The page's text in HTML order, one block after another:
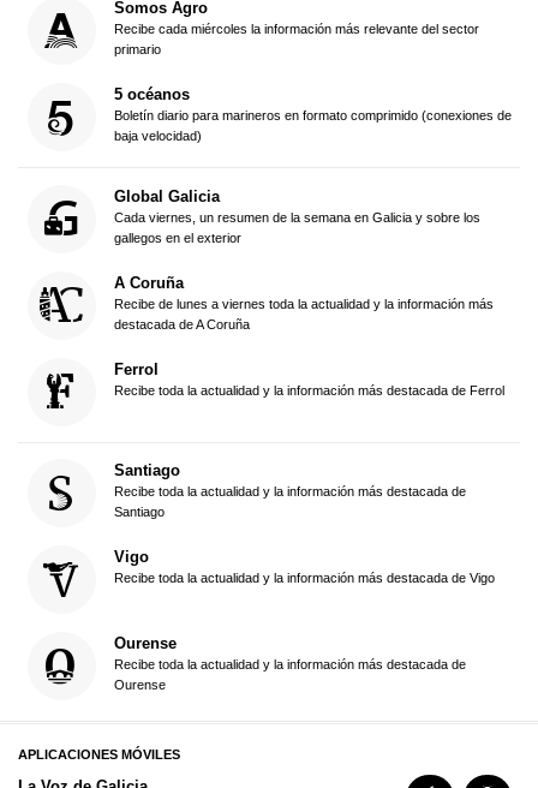
Somos Agro
Recibe cada miércoles la información más relevante del sector
primario
5 océanos
Boletín diario para marineros en formato comprimido (conexiones de
baja velocidad)
Global Galicia
Cada viernes, un resumen de la semana en Galicia y sobre los
gallegos en el exterior
A Coruña
Recibe de lunes a viernes toda la actualidad y la información más
destacada de A Coruña
Ferrol
Recibe toda la actualidad y la información más destacada de Ferrol
Santiago
Recibe toda la actualidad y la información más destacada de
Santiago
Vigo
Recibe toda la actualidad y la información más destacada de Vigo
Ourense
Recibe toda la actualidad y la información más destacada de
Ourense
APLICACIONES MÓVILES